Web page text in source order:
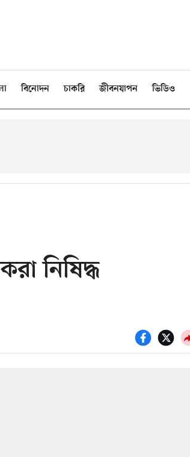
বিনোদন চাকরি জীবনযাপন ভিডিও
নিষিদ্ধ